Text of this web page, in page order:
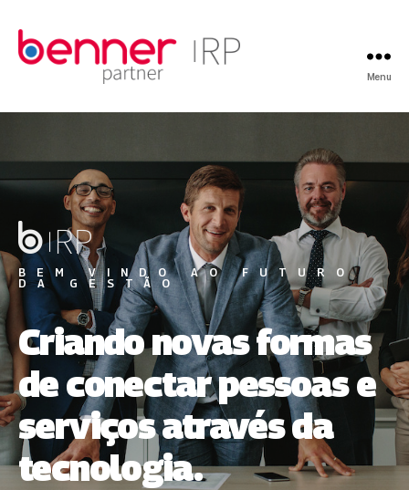
Menu
BEM VINDO AO FUTURO
DA GESTÃO
Criando novas formas
de conectar pessoas e
serviços através da
tecnologia.